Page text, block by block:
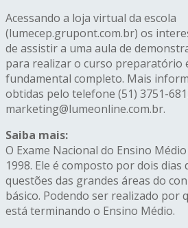
Acessando a loja virtual da escola
(lumecep.grupont.com.br) os
de assistir a uma aula de
para realizar o curso preparatório
fundamental completo. Mais
obtidas pelo telefone (51) 3751-
marketing@lumeonline.com.br.
Saiba mais:
O Exame Nacional do Ensino
1998. Ele é composto por dois dias
questões das grandes áreas do
básico. Podendo ser realizado por
está terminando o Ensino Médio.